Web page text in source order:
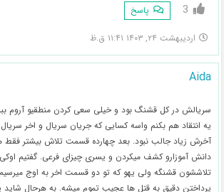
3 پاسخ
اردیبهشت ۲۴, ۱۴۰۳ ۱۱:۴۱ ق.ظ
Aida
سریالش در کل قشنگ بود و خیلی سعی کردن منطقیو آروم
یه انتقاد هم بکنم واسه کسایی که جریان سریال و اخر
آخرش زیاد جالب نبود. بعد چهارده قسمت تلاش بیشتر
دانش آموزارو کشف میکردن و یسری چیزای فرعی. گفتیم
تلاششون قشنگه ولی یهو که تو دو قسمت اخر به اوج
پرداختن دقیق به قتل ها عجیب تموم میشه. به هرحال شاید